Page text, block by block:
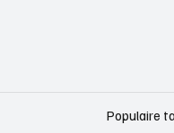
Populaire